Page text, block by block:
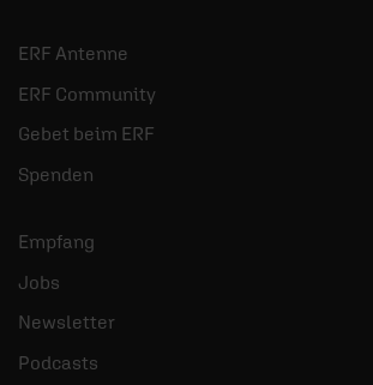
ERF Antenne
ERF Community
Gebet beim ERF
Spenden
Empfang
Jobs
Newsletter
Podcasts